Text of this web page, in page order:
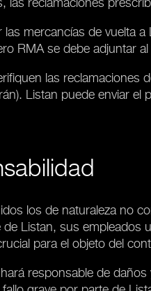
mercancías de vuelta
RMA se debe adjuntar
las reclamaciones
Listan puede enviar
los de naturaleza no
Listan, sus empleados
para el objeto del
responsable de